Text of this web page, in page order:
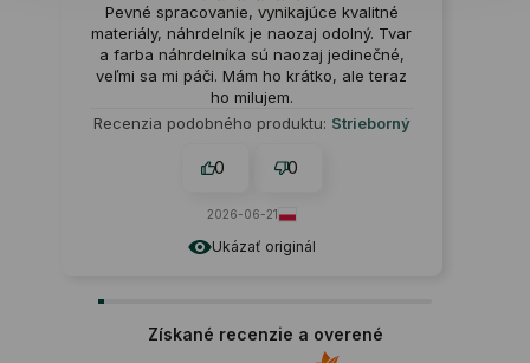
Ukázať originál
Pevné spracovanie, vynikajúce kvalitné
materiály, náhrdelník je naozaj odolný. Tvar
a farba náhrdelníka sú naozaj jedinečné,
veľmi sa mi páči. Mám ho krátko, ale teraz
ho milujem.
Recenzia podobného produktu: Strieborný
0 0
2026-06-21
Získané recenzie a overené